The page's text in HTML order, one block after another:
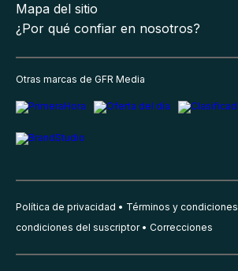
Mapa del sitio
¿Por qué confiar en nosotros?
Otras marcas de GFR Media
Política de privacidad Términos y condiciones
condiciones del suscriptor
Correcciones